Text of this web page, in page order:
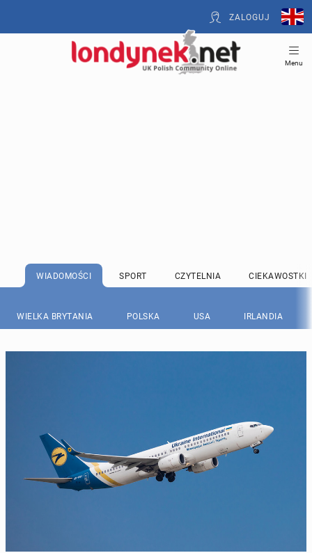
ZALOGUJ
Menu
WIADOMOŚCI SPORT CZYTELNIA CIEKAWOSTKI
WIELKA BRYTANIA POLSKA USA IRLANDIA